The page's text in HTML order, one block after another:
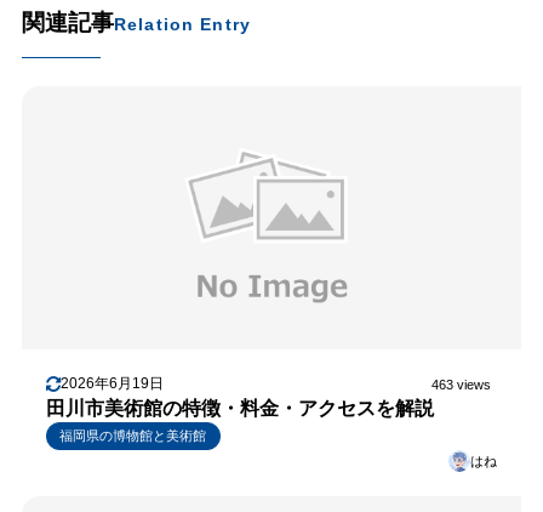
関連記事Relation Entry
2026年6月19日 463 views
田川市美術館の特徴・料金・アクセスを解説
福岡県の博物館と美術館
はね